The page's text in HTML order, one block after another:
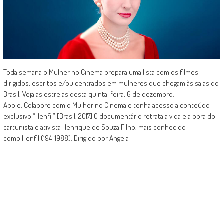
Toda semana o Mulher no Cinema prepara uma lista com os filmes
dirigidos, escritos e/ou centrados em mulheres que chegam às salas do
Brasil. Veja as estreias desta quinta-feira, 6 de dezembro.
Apoie: Colabore com o Mulher no Cinema e tenha acesso a conteúdo
exclusivo “Henfil” [Brasil, 2017] O documentário retrata a vida e a obra do
cartunista e ativista Henrique de Souza Filho, mais conhecido
como Henfil (194-1988). Dirigido por Angela